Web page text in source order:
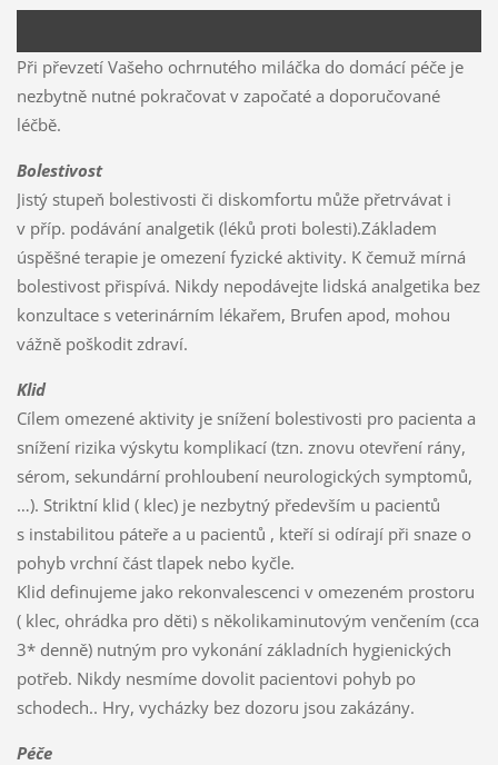
Při převzetí Vašeho ochrnutého miláčka do domácí péče je
nezbytně nutné pokračovat v započaté a doporučované
léčbě.
Bolestivost
Jistý stupeň bolestivosti či diskomfortu může přetrvávat i
v příp. podávání analgetik (léků proti bolesti).Základem
úspěšné terapie je omezení fyzické aktivity. K čemuž mírná
bolestivost přispívá. Nikdy nepodávejte lidská analgetika bez
konzultace s veterinárním lékařem, Brufen apod, mohou
vážně poškodit zdraví.
Klid
Cílem omezené aktivity je snížení bolestivosti pro pacienta a
snížení rizika výskytu komplikací (tzn. znovu otevření rány,
sérom, sekundární prohloubení neurologických symptomů,
…). Striktní klid ( klec) je nezbytný především u pacientů
s instabilitou páteře a u pacientů , kteří si odírají při snaze o
pohyb vrchní část tlapek nebo kyčle.
Klid definujeme jako rekonvalescenci v omezeném prostoru
( klec, ohrádka pro děti) s několikaminutovým venčením (cca
3* denně) nutným pro vykonání základních hygienických
potřeb. Nikdy nesmíme dovolit pacientovi pohyb po
schodech.. Hry, vycházky bez dozoru jsou zakázány.
Péče